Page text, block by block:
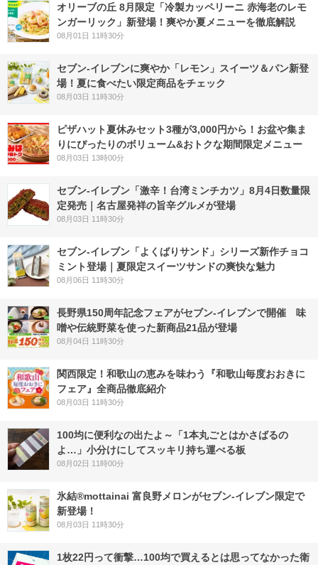
オリーブの丘 8月限定「冷製カッペリーニ 赤海老のレモ
ンガーリック」新登場！爽やか夏メニューを徹底解説
08月01日 11時30分
セブン‐イレブンに爽やか「レモン」スイーツ＆パン新登
場！夏に食べたい限定商品をチェック
08月03日 11時30分
ピザハット夏休みセット3種が3,000円から！お盆や集ま
りにぴったりのボリューム&おトクな期間限定メニュー
08月03日 13時00分
セブン-イレブン「激辛！台湾ミンチカツ」8月4日数量限
定発売｜名古屋発祥の旨辛グルメが登場
08月03日 11時30分
セブン‐イレブン「よくばりサンド」シリーズ新作チョコ
ミント登場｜夏限定スイーツサンドの爽快な魅力
08月06日 11時30分
長野県150周年記念フェアがセブン-イレブンで開催 味
噌や伝統野菜を使った新商品21品が登場
08月04日 11時30分
関西限定！和歌山の恵みを味わう『和歌山毎度おおきに
フェア』全商品徹底紹介
08月03日 11時30分
100均に便利なの出たよ～「1本丸ごとはかさばるの
よ…」小分けにしてスッキリ持ち運べる板
08月02日 11時00分
氷結®mottainai 富良野メロンがセブン‐イレブン限定で
新登場！
08月03日 11時30分
1枚22円って衝撃…100均で買えるとは思ってなかった衛